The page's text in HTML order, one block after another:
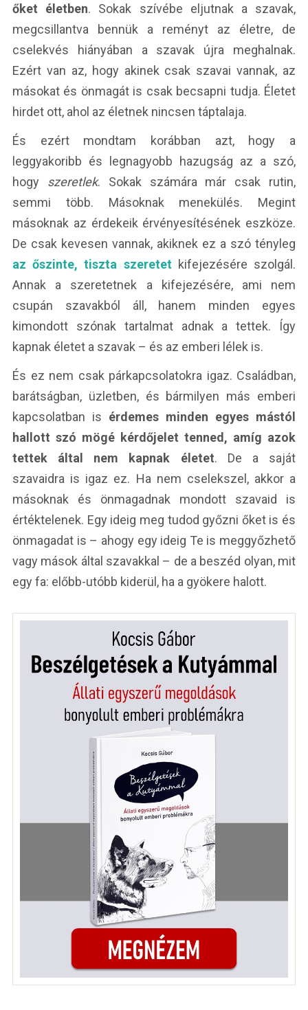
őket életben. Sokak szívébe eljutnak a szavak,
megcsillantva bennük a reményt az életre, de
cselekvés hiányában a szavak újra meghalnak.
Ezért van az, hogy akinek csak szavai vannak, az
másokat és önmagát is csak becsapni tudja. Életet
hirdet ott, ahol az életnek nincsen táptalaja.
És ezért mondtam korábban azt, hogy a
leggyakoribb és legnagyobb hazugság az a szó,
hogy szeretlek. Sokak számára már csak rutin,
semmi több. Másoknak menekülés. Megint
másoknak az érdekeik érvényesítésének eszköze.
De csak kevesen vannak, akiknek ez a szó tényleg
az őszinte, tiszta szeretetkifejezésére szolgál.
Annak a szeretetnek a kifejezésére, ami nem
csupán szavakból áll, hanem minden egyes
kimondott szónak tartalmat adnak a tettek. Így
kapnak életet a szavak – és az emberi lélek is.
És ez nem csak párkapcsolatokra igaz. Családban,
barátságban, üzletben, és bármilyen más emberi
kapcsolatban is érdemes minden egyes mástól
hallott szó mögé kérdőjelet tenned, amíg azok
tettek által nem kapnak életet. De a saját
szavaidra is igaz ez. Ha nem cselekszel, akkor a
másoknak és önmagadnak mondott szavaid is
értéktelenek. Egy ideig meg tudod győzni őket is és
önmagadat is – ahogy egy ideig Te is meggyőzhető
vagy mások által szavakkal – de a beszéd olyan, mit
egy fa: előbb-utóbb kiderül, ha a gyökere halott.